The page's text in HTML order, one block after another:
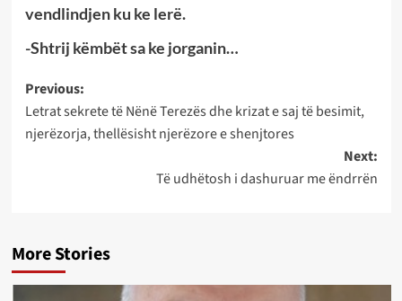
vendlindjen ku ke lerë.
-Shtrij këmbët sa ke jorganin…
Post
navigation
Previous:
Letrat sekrete të Nënë Terezës dhe krizat e saj të besimit,
njerëzorja, thellësisht njerëzore e shenjtores
Next:
Të udhëtosh i dashuruar me ëndrrën
More Stories